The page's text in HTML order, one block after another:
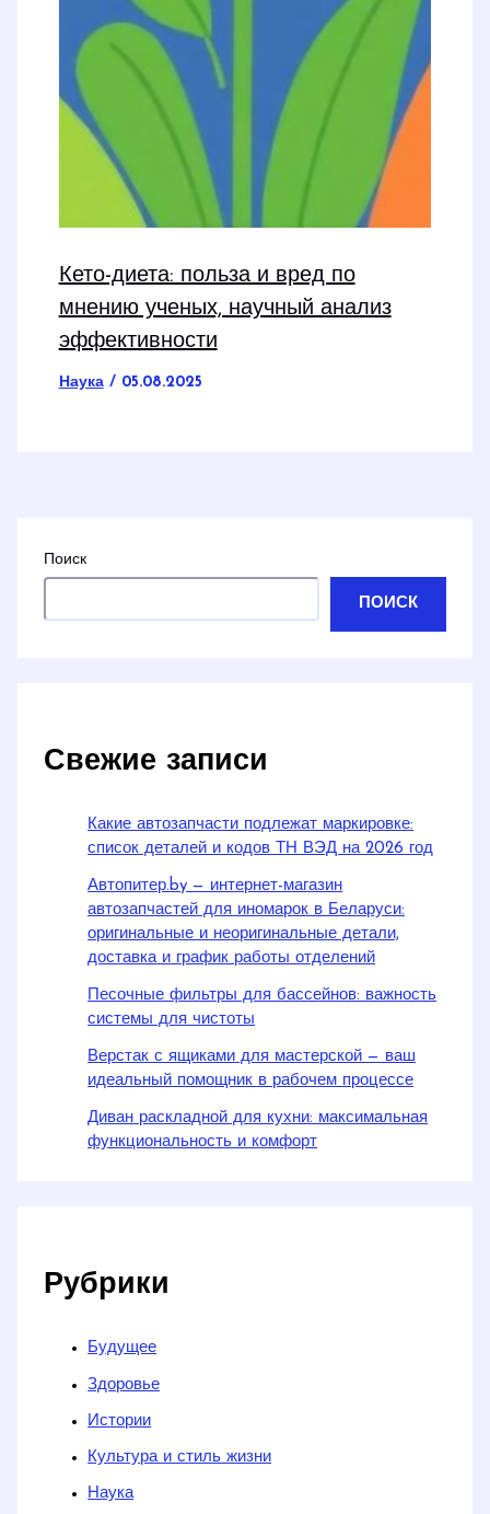
Кето-диета: польза и вред по
мнению ученых, научный анализ
эффективности
Наука/ 05.08.2025
Поиск
ПОИСК
Свежие записи
Какие автозапчасти подлежат маркировке:
список деталей и кодов ТН ВЭД на 2026 год
Автопитер.by — интернет-магазин
автозапчастей для иномарок в Беларуси:
оригинальные и неоригинальные детали,
доставка и график работы отделений
Песочные фильтры для бассейнов: важность
системы для чистоты
Верстак с ящиками для мастерской — ваш
идеальный помощник в рабочем процессе
Диван раскладной для кухни: максимальная
функциональность и комфорт
Рубрики
Будущее
Здоровье
Истории
Культура и стиль жизни
Наука